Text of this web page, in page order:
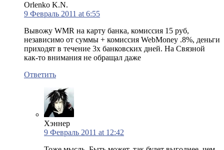
Orlenko K.N.
9 Февраль 2011 at 6:55
Вывожу WMR на карту банка, комиссия 15 руб,
независимо от суммы + комиссия WebMoney .8%, деньги
приходят в течение 3х банковских дней. На Связной
как-то внимания не обращал даже
Ответить
Хэннер
9 Февраль 2011 at 12:42